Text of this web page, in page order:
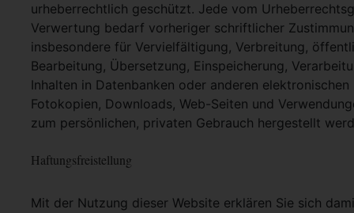
urheberrechtlich geschützt. Jede vom
Verwertung bedarf vorheriger schriftlicher
insbesondere für Vervielfältigung, Verbreitung,
Bearbeitung, Übersetzung, Einspeicherung,
Inhalten in Datenbanken oder anderen
Fotokopien, Downloads, Web-Seiten und
zum persönlichen, privaten Gebrauch hergestellt
Haftungsfreistellung
Mit der Nutzung dieser Website erklären Sie sich